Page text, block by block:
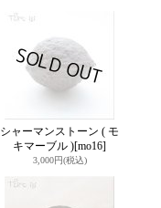
シャーマンストーン ( モ
キマーブル )[mo16]
3,000円(税込)